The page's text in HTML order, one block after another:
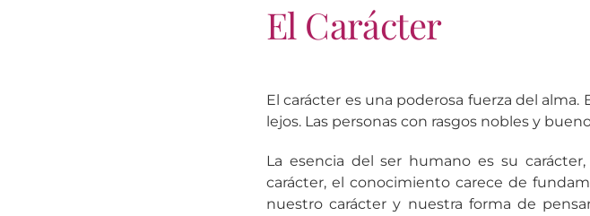
El Carácter
El carácter es una poderosa fuerza del
lejos. Las personas con rasgos nobles y
La esencia del ser humano es su
carácter, el conocimiento carece de
nuestro carácter y nuestra forma de